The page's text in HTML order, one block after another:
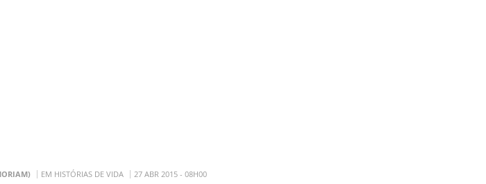
EM HISTÓRIAS DE VIDA 27 ABR 2015 - 08H00